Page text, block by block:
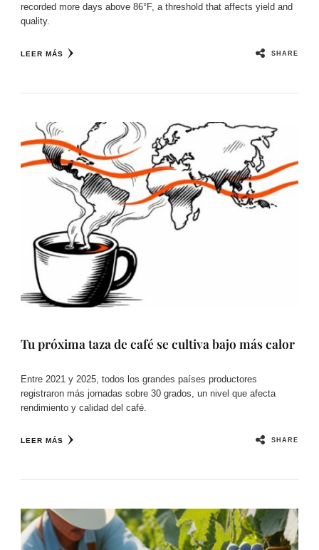
recorded more days above 86°F, a threshold that affects yield and
quality.
LEER MÁS SHARE
Tu próxima taza de café se cultiva bajo más calor
Entre 2021 y 2025, todos los grandes países productores
registraron más jornadas sobre 30 grados, un nivel que afecta
rendimiento y calidad del café.
LEER MÁS SHARE